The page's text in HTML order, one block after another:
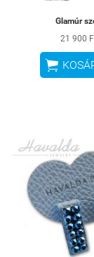
Glamúr
21 900
